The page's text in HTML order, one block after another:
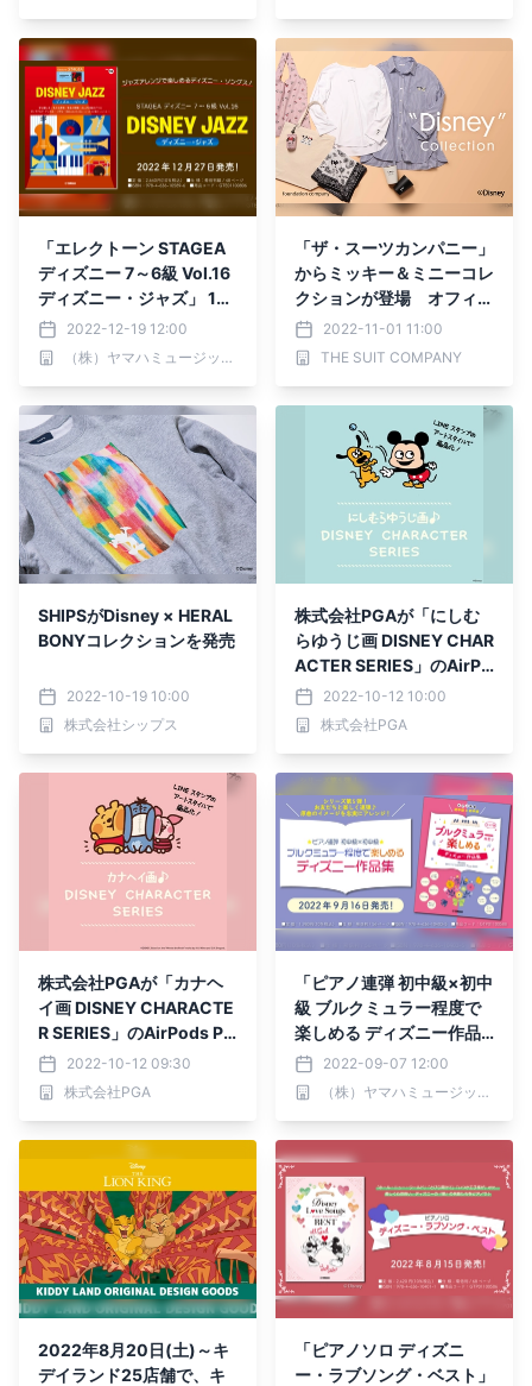
「エレクトーン STAGEA
ディズニー 7～6級 Vol.16
ディズニー・ジャズ」 12
月27日発売！
2022-12-19 12:00
（株）ヤマハミュージックエンタテインメントホールディングス
「ザ・スーツカンパニー」
からミッキー＆ミニーコレ
クションが登場 オフィス
にも取り入れやすいオリジ
ナルグッズを発売
2022-11-01 11:00
THE SUIT COMPANY
SHIPSがDisney × HERAL
BONYコレクションを発売
2022-10-19 10:00
株式会社シップス
株式会社PGAが「にしむ
らゆうじ画 DISNEY CHAR
ACTER SERIES」のAirPo
ds Pro第1世代用ケースと
PUレザーマウスパッドを
新発売
2022-10-12 10:00
株式会社PGA
株式会社PGAが「カナヘ
イ画 DISNEY CHARACTE
R SERIES」のAirPods Pr
o第1世代用ケースとPUレ
ザーマウスパッドを新発売
2022-10-12 09:30
株式会社PGA
「ピアノ連弾 初中級×初中
級 ブルクミュラー程度で
楽しめる ディズニー作品
集」 9月16日発売！
2022-09-07 12:00
（株）ヤマハミュージックエンタテインメントホールディングス
2022年8月20日(土)～キ
デイランド25店舗で、キ
「ピアノソロ ディズニ
ー・ラブソング・ベスト」